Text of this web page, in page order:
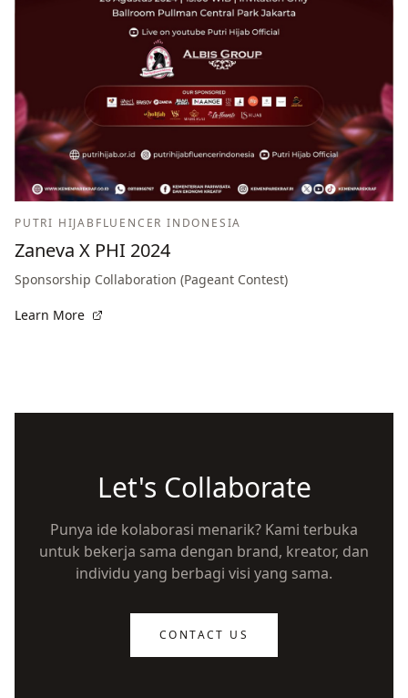
PUTRI HIJABFLUENCER INDONESIA
Zaneva X PHI 2024
Sponsorship Collaboration (Pageant Contest)
Learn More
Let's Collaborate
Punya ide kolaborasi menarik? Kami terbuka
untuk bekerja sama dengan brand, kreator, dan
individu yang berbagi visi yang sama.
CONTACT US